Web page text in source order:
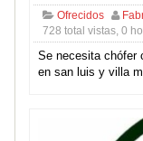
Ofrecidos
728 total vistas, 0
Se necesita chófer
en san luis y villa